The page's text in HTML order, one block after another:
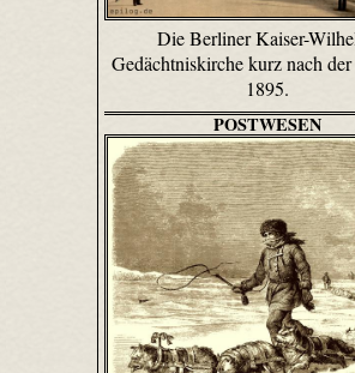
Die Berliner Kaiser-
Gedächtniskirche kurz nach
1895.
POSTWESEN